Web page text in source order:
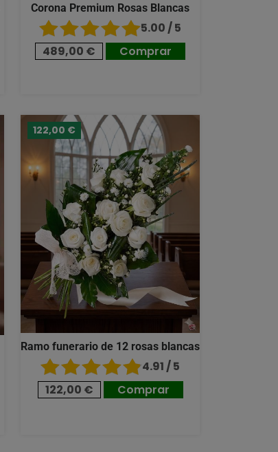
Corona Premium Rosas Blancas
5.00 / 5
489,00 €
Comprar
122,00 €
Ramo funerario de 12 rosas blancas
4.91 / 5
122,00 €
Comprar